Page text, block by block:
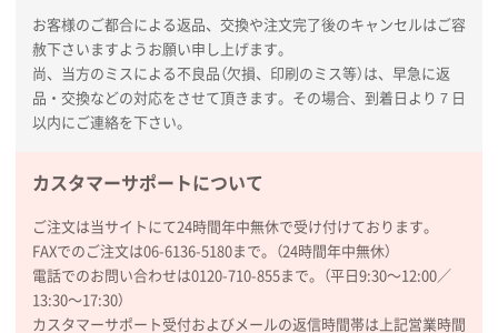
コップの形
愛知県株社様
厚手コットンA4フラットトート ナチュラル600
枚
商品がよさそうだったから
東京都N社様
コットンバッグM(B4対応)200枚
2026年01月29日 11:46
商品情報の正確な記載、スムーズなシステム対応
お客様のご都合による返品、交換や注文完了後のキャンセルはご容
赦下さいますようお願い申し上げます。
尚、当方のミスによる不良品（欠損、印刷のミス等）は、早急に返
品・交換などの対応をさせて頂きます。その場合、到着日より７日
以内にご連絡を下さい。
カスタマーサポートについて
ご注文は当サイトにて24時間年中無休で受け付けております。
FAXでのご注文は06-6136-5180まで。（24時間年中無休）
電話でのお問い合わせは0120-710-855まで。（平日9:30〜12:00／
13:30〜17:30）
カスタマーサポート受付およびメールの返信時間帯は上記営業時間